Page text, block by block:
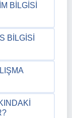
BILGISI
BILGISI